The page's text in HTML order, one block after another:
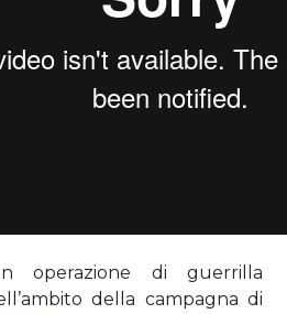
operazione di guerrilla
della campagna di